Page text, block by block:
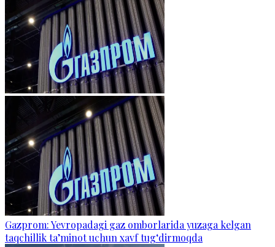
Gazprom: Yevropadagi gaz omborlarida yuzaga kelgan
taqchillik ta’minot uchun xavf tug‘dirmoqda